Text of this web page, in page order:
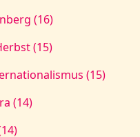
(16)
(15)
(15)
(14)